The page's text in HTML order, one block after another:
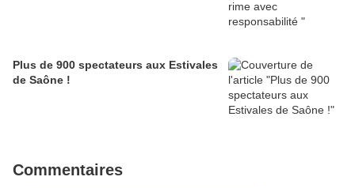
Plus de 900 spectateurs aux Estivales
de Saône !
Commentaires